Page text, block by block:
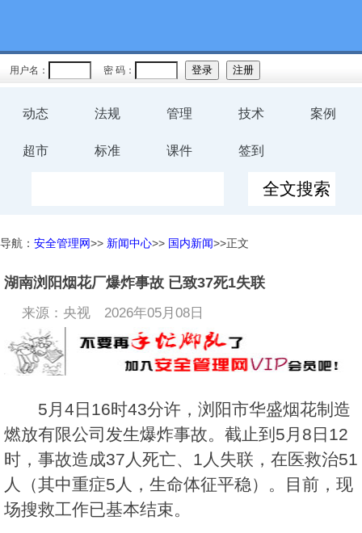
用户名： 密 码：
动态 法规 管理 技术 案例
超市 标准 课件 签到
导航： 安全管理网>> 新闻中心>> 国内新闻>>正文
湖南浏阳烟花厂爆炸事故 已致37死1失联
来源：央视 2026年05月08日
5月4日16时43分许，浏阳市华盛烟花制造
燃放有限公司发生爆炸事故。截止到5月8日12
时，事故造成37人死亡、1人失联，在医救治51
人（其中重症5人，生命体征平稳）。目前，现
场搜救工作已基本结束。